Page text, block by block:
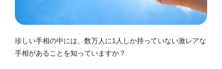
珍しい手相の中には、数万人に1人しか持っていない激レアな
手相があることを知っていますか？